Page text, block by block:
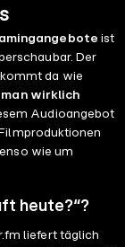
Artikel zum
was-laeuft-
ist
Der
da wie
wirklich
Audioangebot
wie um
heute?“?
liefert täglich